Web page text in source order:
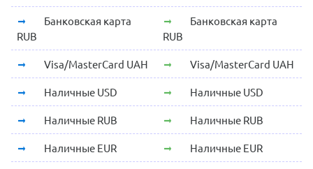
Банковская карта
RUB
Банковская карта
RUB
Visa/MasterCard UAH Visa/MasterCard UAH
Наличные USD Наличные USD
Наличные RUB Наличные RUB
Наличные EUR Наличные EUR